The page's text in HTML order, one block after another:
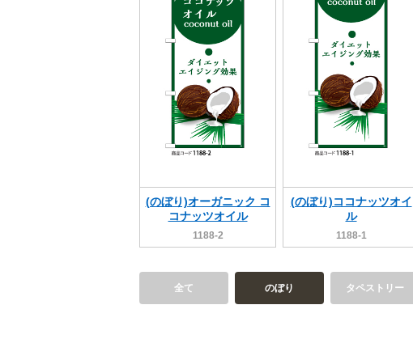
(のぼり)オーガニック コ
コナッツオイル
1188-2
(のぼり)ココナッツオイ
ル
1188-1
全て のぼり タペストリー